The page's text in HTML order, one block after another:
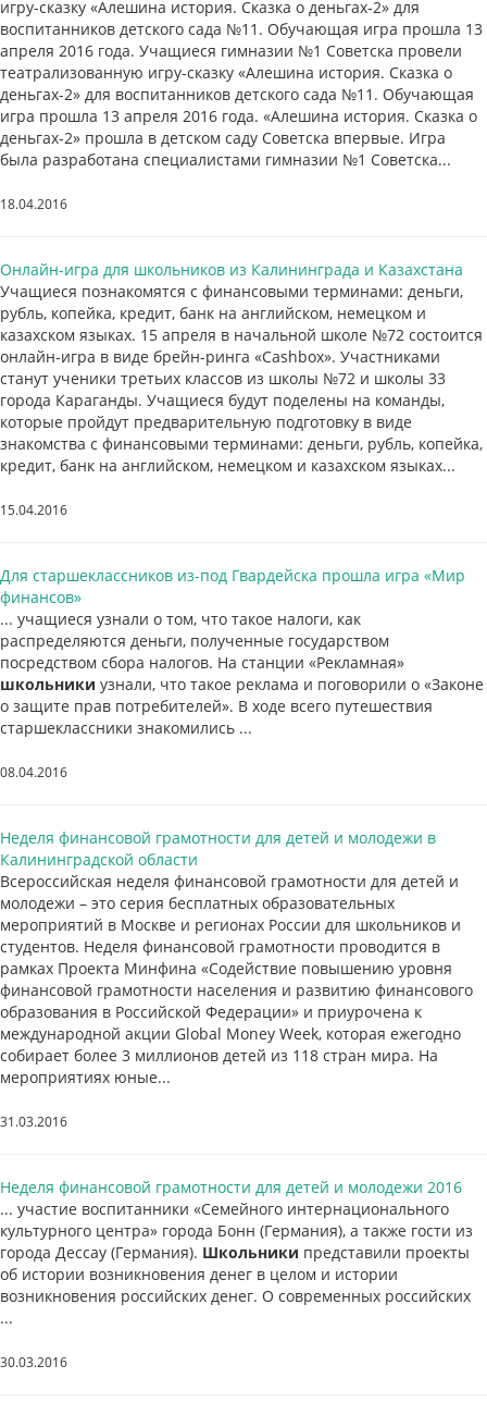
игру-сказку «Алешина история. Сказка о деньгах-2» для
воспитанников детского сада №11. Обучающая игра прошла 13
апреля 2016 года. Учащиеся гимназии №1 Советска провели
театрализованную игру-сказку «Алешина история. Сказка о
деньгах-2» для воспитанников детского сада №11. Обучающая
игра прошла 13 апреля 2016 года. «Алешина история. Сказка о
деньгах-2» прошла в детском саду Советска впервые. Игра
была разработана специалистами гимназии №1 Советска...
18.04.2016
Онлайн-игра для школьников из Калининграда и Казахстана
Учащиеся познакомятся с финансовыми терминами: деньги,
рубль, копейка, кредит, банк на английском, немецком и
казахском языках. 15 апреля в начальной школе №72 состоится
онлайн-игра в виде брейн-ринга «Cashbox». Участниками
станут ученики третьих классов из школы №72 и школы 33
города Караганды. Учащиеся будут поделены на команды,
которые пройдут предварительную подготовку в виде
знакомства с финансовыми терминами: деньги, рубль, копейка,
кредит, банк на английском, немецком и казахском языках...
15.04.2016
Для старшеклассников из-под Гвардейска прошла игра «Мир
финансов»
... учащиеся узнали о том, что такое налоги, как
распределяются деньги, полученные государством
посредством сбора налогов. На станции «Рекламная»
школьники узнали, что такое реклама и поговорили о «Законе
о защите прав потребителей». В ходе всего путешествия
старшеклассники знакомились ...
08.04.2016
Неделя финансовой грамотности для детей и молодежи в
Калининградской области
Всероссийская неделя финансовой грамотности для детей и
молодежи – это серия бесплатных образовательных
мероприятий в Москве и регионах России для школьников и
студентов. Неделя финансовой грамотности проводится в
рамках Проекта Минфина «Содействие повышению уровня
финансовой грамотности населения и развитию финансового
образования в Российской Федерации» и приурочена к
международной акции Global Money Week, которая ежегодно
собирает более 3 миллионов детей из 118 стран мира. На
мероприятиях юные...
31.03.2016
Неделя финансовой грамотности для детей и молодежи 2016
... участие воспитанники «Семейного интернационального
культурного центра» города Бонн (Германия), а также гости из
города Дессау (Германия). Школьники представили проекты
об истории возникновения денег в целом и истории
возникновения российских денег. О современных российских
...
30.03.2016